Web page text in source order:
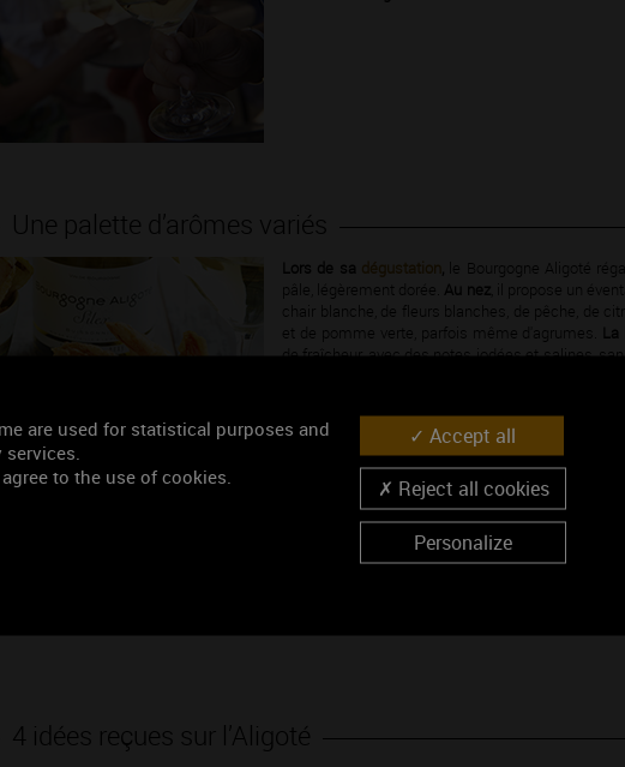
Une palette d’arômes variés
Lors de sa dégustation, le Bourgogne Aligoté
pâle, légèrement dorée. Au nez, il propose un
chair blanche, de fleurs blanches, de pêche, de
et de pomme verte, parfois même d'agrumes. La
de fraîcheur, avec des notes iodées et salines,
Il est aussi un compagnon de table idéal.
Pour un apéritif dans le jardin, un déjeuner au
soirée entre amis, le Bourgogne Aligoté est le
moment convivial.
Il vous accompagnera tout aussi bien àtable
il transcendera ses notes iodées et salines.
choisissez plutôt des Bourgogne Aligotés plus
4 idées reçues sur l’Aligoté
are used for statistical purposes and
to the use of cookies.
Accept all
Reject all cookies
Personalize